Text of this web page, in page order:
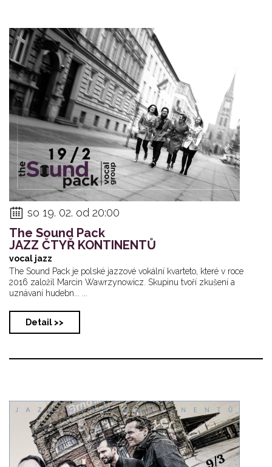
so 19. 02. od 20:00
The Sound Pack
JAZZ ČTYŘ KONTINENTŮ
vocal jazz
The Sound Pack je polské jazzové vokální kvarteto, které v roce
2016 založil Marcin Wawrzynowicz. Skupinu tvoří zkušení a
uznávaní hudebn... ...
Detail >>